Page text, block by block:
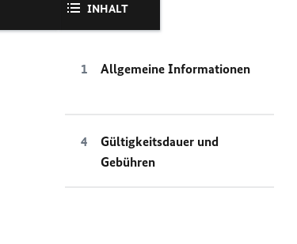
INHALT
Allgemeine Informationen
Gültigkeitsdauer und
Gebühren